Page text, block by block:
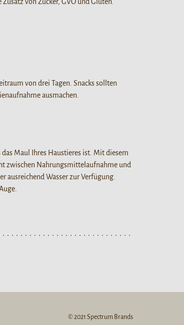
von drei Tagen. Snacks sollten
ausmachen.
Maul Ihres Haustieres ist. Mit diesem
zwischen Nahrungsmittelaufnahme und
ausreichend Wasser zur Verfügung.
© 2021 Spectrum Brands